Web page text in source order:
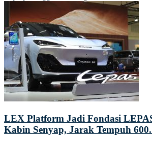
LEX Platform Jadi Fondasi
Kabin Senyap, Jarak Tempuh